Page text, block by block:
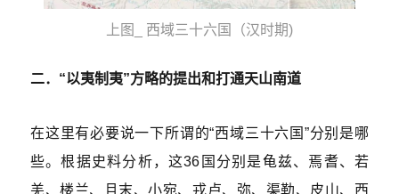
上图_ 西域三十六国（汉时期)
二．“以夷制夷”方略的提出和打通天山南道
在这里有必要说一下所谓的“西域三十六国”分别是哪
些。根据史料分析，这36国分别是龟兹、焉耆、若
羌、楼兰、且末、小宛、戎卢、弥、渠勒、皮山、西